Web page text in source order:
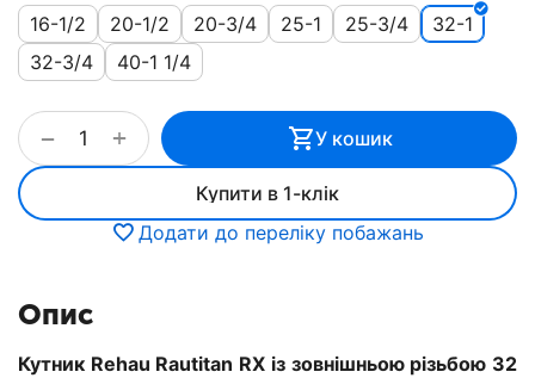
16-1/2
20-1/2 20-3/4 25-1 25-3/4
32-1
32-3/4
40-1 1/4
+
− У кошик
Купити в 1-клік
Додати до переліку побажань
Опис
Кутник Rehau Rautitan RX із зовнішньою різьбою 32